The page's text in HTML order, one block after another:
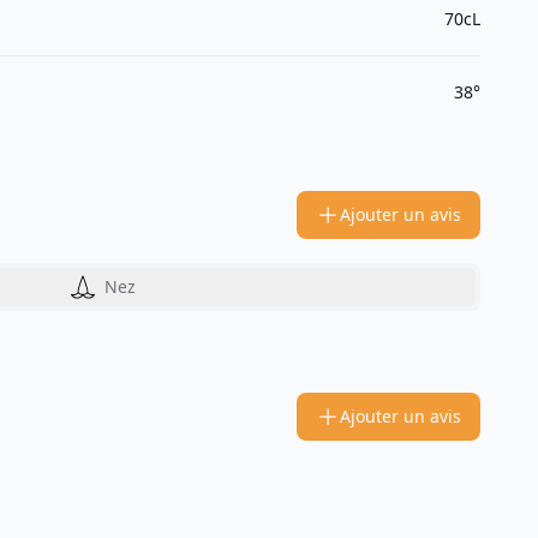
70cL
38°
Ajouter un avis
Nez
Ajouter un avis